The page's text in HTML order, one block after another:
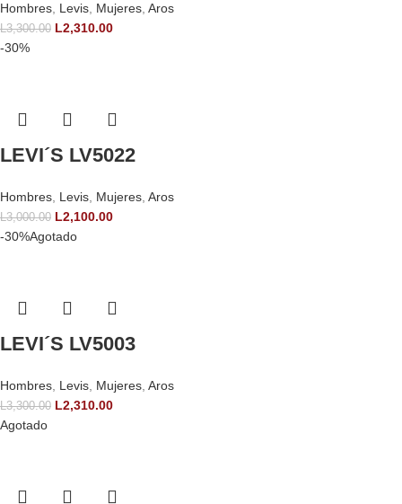
Hombres Levis Mujeres Aros
L3,300.00 L2,310.00
-30%
LEVI´S LV5022
Hombres Levis Mujeres Aros
L3,000.00 L2,100.00
-30%Agotado
LEVI´S LV5003
Hombres Levis Mujeres Aros
L3,300.00 L2,310.00
Agotado